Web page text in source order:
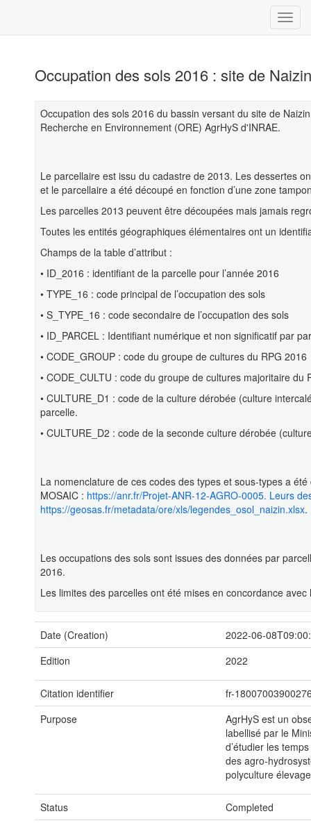
Occupation des sols 2016 : site de
Occupation des sols 2016 du bassin versant du site de
Recherche en Environnement (ORE) AgrHyS d'INRAE.
Le parcellaire est issu du cadastre de 2013. Les dessertes
et le parcellaire a été découpé en fonction d’une zone
Les parcelles 2013 peuvent être découpées mais jamais
Toutes les entités géographiques élémentaires ont un
Champs de la table d’attribut :
• ID_2016 : identifiant de la parcelle pour l’année 2016
• TYPE_16 : code principal de l’occupation des sols
• S_TYPE_16 : code secondaire de l’occupation des sols
• ID_PARCEL : Identifiant numérique et non significatif par
• CODE_GROUP : code du groupe de cultures du RPG 2016
• CODE_CULTU : code du groupe de cultures majoritaire du
• CULTURE_D1 : code de la culture dérobée (culture
parcelle.
• CULTURE_D2 : code de la seconde culture dérobée
La nomenclature de ces codes des types et sous-types a
MOSAIC : https://anr.fr/Projet-ANR-12-AGRO-0005. Leurs
https://geosas.fr/metadata/ore/xls/legendes_osol_naizin.xlsx.
Les occupations des sols sont issues des données par
2016.
Les limites des parcelles ont été mises en concordance
Date (Creation)
2022-06-
Edition
2022
Citation identifier
fr-
Purpose
AgrHyS est un
labellisé par le
d’étudier les
des agro-
polyculture
Status
Completed